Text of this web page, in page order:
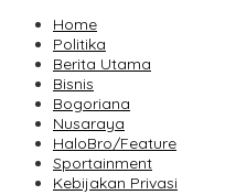
Home
Politika
Berita Utama
Bisnis
Bogoriana
Nusaraya
HaloBro/Feature
Sportainment
Kebijakan Privasi